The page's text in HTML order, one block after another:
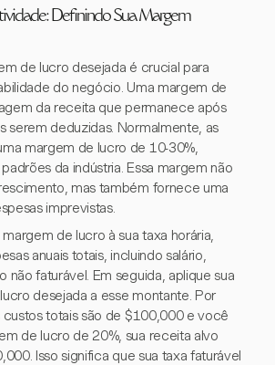
Definindo Sua Margem
de lucro desejada é crucial para
do negócio. Uma margem de
da receita que permanece após
serem deduzidas. Normalmente, as
margem de lucro de 10-30%,
da indústria. Essa margem não
mas também fornece uma
imprevistas.
de lucro à sua taxa horária,
anuais totais, incluindo salário,
não faturável. Em seguida, aplique sua
desejada a esse montante. Por
custos totais são de $100,000 e você
de lucro de 20%, sua receita alvo
Isso significa que sua taxa faturável